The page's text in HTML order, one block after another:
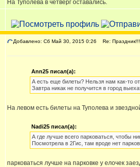
На Туполева в четверг оставались.
Добавлено: Сб Май 30, 2015 0:26 Re:
Ann25 писал(а):
А есть еще билеты? Нельзя нам как-то
Завтра никак не получится в город
На левом есть билеты на Туполева и
Nadi25 писал(а):
А где лучше всего парковаться, чтобы
Посмотрела в 2Гис, там вроде нет
парковаться лучше на парковке у елочек